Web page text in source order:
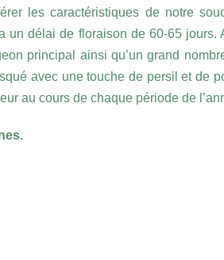
les caractéristiques de notre
délai de floraison de 60-65
principal ainsi qu’un grand
avec une touche de persil et de
au cours de chaque période de